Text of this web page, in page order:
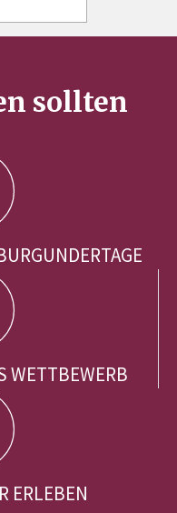
sollten
WETTBEWERB
ERLEBEN